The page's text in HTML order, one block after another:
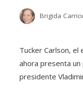
Brigida
Tucker Carlson,
ahora presenta
presidente